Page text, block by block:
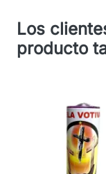
Los
producto